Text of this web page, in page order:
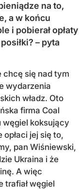
na to,
a w końcu
i pobierał opłaty
– pyta
chcę się nad tym
wydarzenia
władz. Oto
firma Coal
węgiel koksujący
jej się to,
pan Wiśniewski,
Ukraina i że
A więc
trafiał węgiel